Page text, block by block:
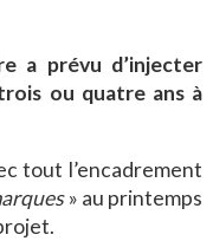
a prévu d’injecter
ou quatre ans à
tout l’encadrement
» au printemps